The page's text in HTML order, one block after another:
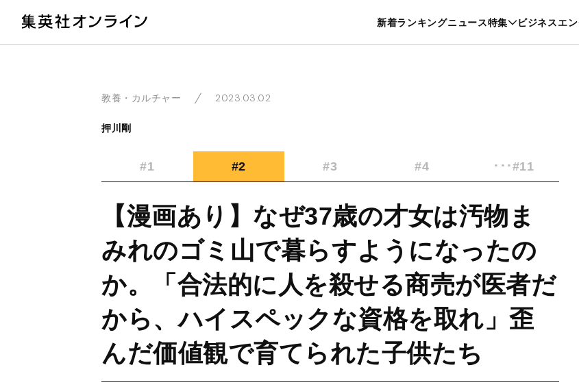
新着ランキングニュース特集 ビジネスエ
暮らし スポーツ ヘルスケア 美容
教養・カルチャー 2023.03.02
押川剛
#1 #2 #3 #4 ･･･#11
【漫画あり】なぜ37歳の才女は汚物ま
みれのゴミ山で暮らすようになったの
か。「合法的に人を殺せる商売が医者だ
から、ハイスペックな資格を取れ」歪
んだ価値観で育てられた子供たち